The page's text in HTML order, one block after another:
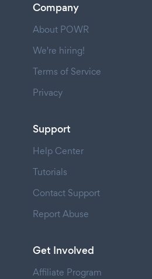
Company
About POWR
We're hiring!
Terms of Service
Privacy
Support
Help Center
Tutorials
Contact Support
Report Abuse
Get Involved
Affiliate Program